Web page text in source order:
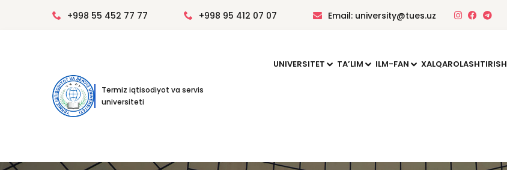
+998 55 452 77 77 +998 95 412 07 07 Email: university@tues.uz
Termiz iqtisodiyot va servis
universiteti
UNIVERSITET TAʼLIM ILM-FAN XALQAROLASHTIRISH